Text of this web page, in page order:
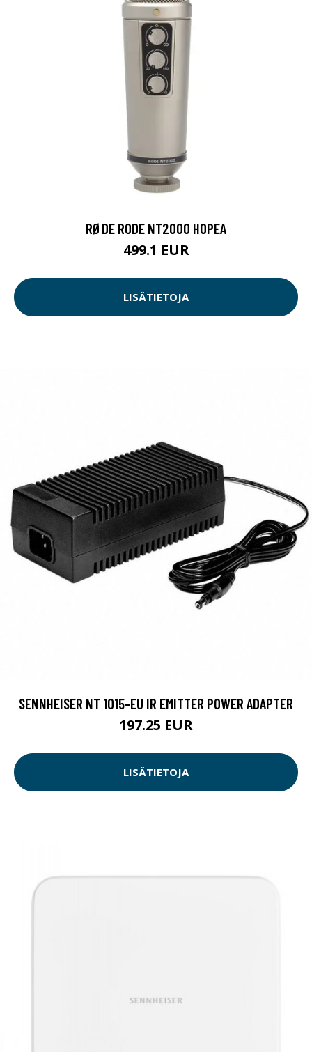
RØDE RODE NT2000 HOPEA
499.1 EUR
LISÄTIETOJA
SENNHEISER NT 1015-EU IR EMITTER POWER ADAPTER
197.25 EUR
LISÄTIETOJA